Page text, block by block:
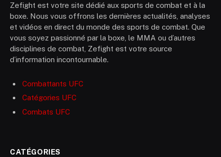
Zefight est votre site dédié aux sports de combat et à la
boxe. Nous vous offrons les dernières actualités, analyses
et vidéos en direct du monde des sports de combat. Que
vous soyez passionné par la boxe, le MMA ou d’autres
disciplines de combat, Zefight est votre source
d’information incontournable.
Combattants UFC
Catégories UFC
Combats UFC
CATÉGORIES